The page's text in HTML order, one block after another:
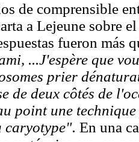
de comprensible
a Lejeune sobre
fueron más
...J'espère que
prier
de deux côtés de
point une
caryotype". En una